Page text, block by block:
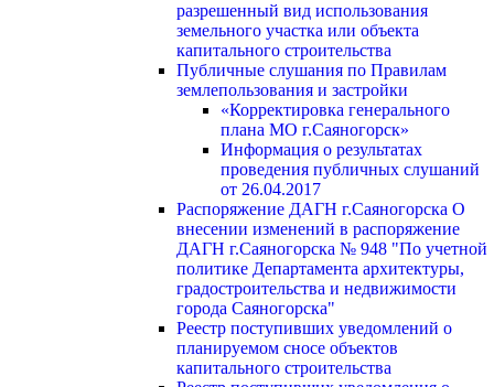
разрешенный вид использования
земельного участка или объекта
капитального строительства
Публичные слушания по Правилам
землепользования и застройки
«Корректировка генерального
плана МО г.Саяногорск»
Информация о результатах
проведения публичных слушаний
от 26.04.2017
Распоряжение ДАГН г.Саяногорска О
внесении изменений в распоряжение
ДАГН г.Саяногорска № 948 "По учетной
политике Департамента архитектуры,
градостроительства и недвижимости
города Саяногорска"
Реестр поступивших уведомлений о
планируемом сносе объектов
капитального строительства